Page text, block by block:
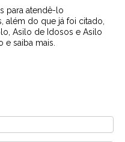
para atendê-lo
além do que já foi citado,
Asilo de Idosos e Asilo
e saiba mais.